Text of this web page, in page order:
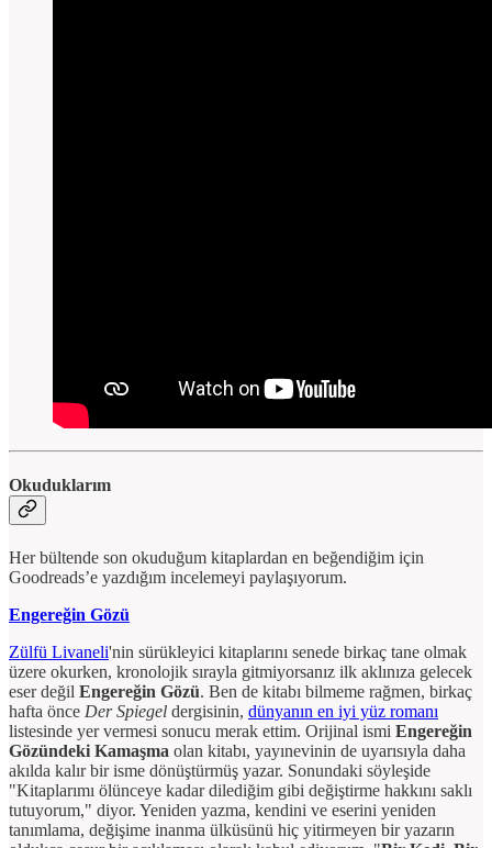
Okuduklarım
Her bültende son okuduğum kitaplardan en beğendiğim için
Goodreads’e yazdığım incelemeyi paylaşıyorum.
Engereğin Gözü
Zülfü Livaneli'nin sürükleyici kitaplarını senede birkaç tane olmak
üzere okurken, kronolojik sırayla gitmiyorsanız ilk aklınıza gelecek
eser değil Engereğin Gözü. Ben de kitabı bilmeme rağmen, birkaç
hafta önce Der Spiegel dergisinin, dünyanın en iyi yüz romanı
listesinde yer vermesi sonucu merak ettim. Orijinal ismi Engereğin
Gözündeki Kamaşma olan kitabı, yayınevinin de uyarısıyla daha
akılda kalır bir isme dönüştürmüş yazar. Sonundaki söyleşide
"Kitaplarımı ölünceye kadar dilediğim gibi değiştirme hakkını saklı
tutuyorum," diyor. Yeniden yazma, kendini ve eserini yeniden
tanımlama, değişime inanma ülküsünü hiç yitirmeyen bir yazarın